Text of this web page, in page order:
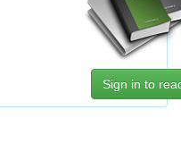
Sign in to